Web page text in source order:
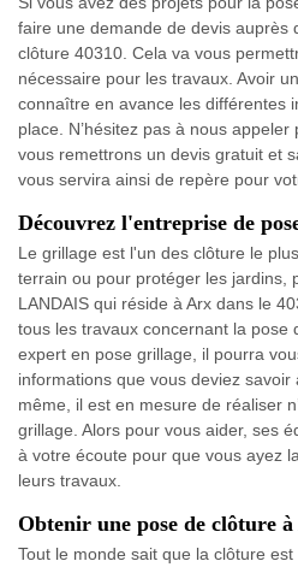
faire une demande de devis auprès
clôture 40310. Cela va vous
nécessaire pour les travaux. Avoir
connaître en avance les différentes
place. N’hésitez pas à nous
vous remettrons un devis gratuit et
vous servira ainsi de repère pour
Découvrez l'entreprise de
Le grillage est l'un des clôture le
terrain ou pour protéger les jardins,
LANDAIS qui réside à Arx dans le
tous les travaux concernant la pose
expert en pose grillage, il pourra
informations que vous deviez
même, il est en mesure de réaliser
grillage. Alors pour vous aider, ses
à votre écoute pour que vous ayez
leurs travaux.
Obtenir une pose de clôture
Tout le monde sait que la clôture